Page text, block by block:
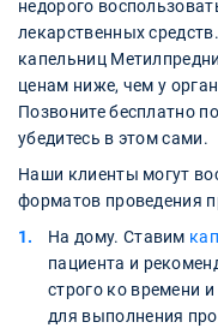
недорого
лекарственных
капельниц
ценам ниже, чем у
Позвоните бесплатно
убедитесь в этом сами.
Наши клиенты могут
форматов проведения
На дому. Ставим
пациента и
строго ко времени
для выполнения